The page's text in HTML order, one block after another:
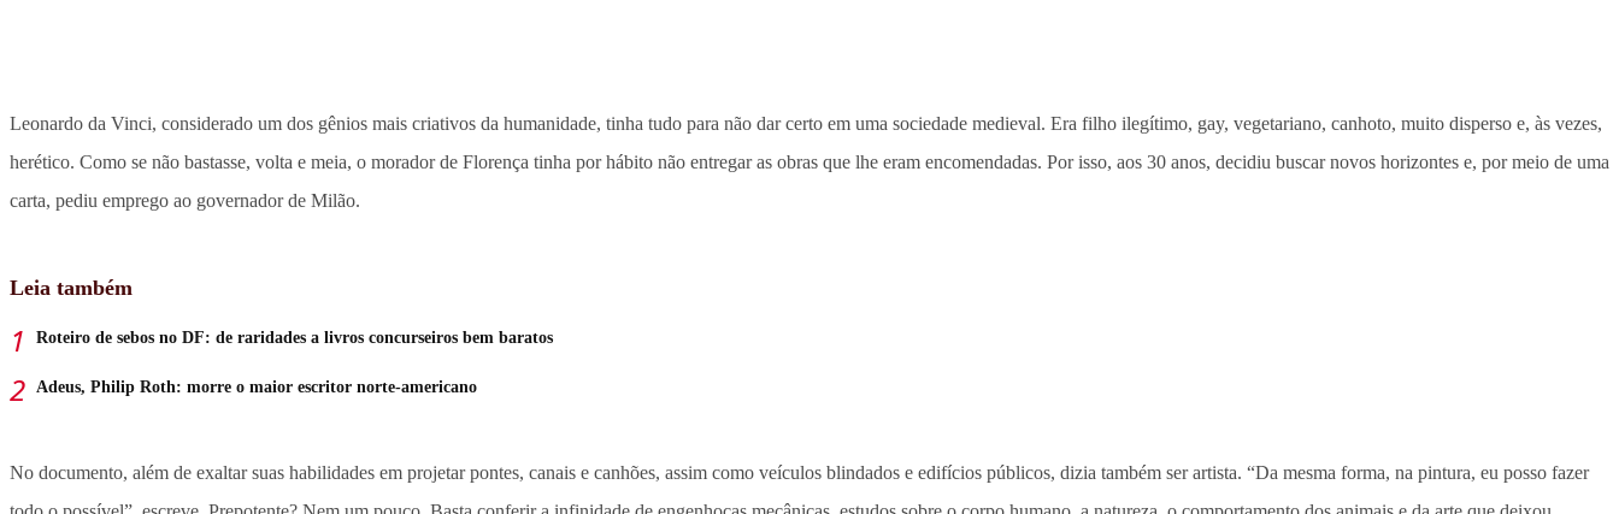
Leonardo da Vinci, considerado um dos gênios mais criativos da humanidade, tinha tudo para não dar certo em uma sociedade medieval. Era filho ilegítimo, gay, vegetariano, canhoto, muito disperso e, às vezes,
herético. Como se não bastasse, volta e meia, o morador de Florença tinha por hábito não entregar as obras que lhe eram encomendadas. Por isso, aos 30 anos, decidiu buscar novos horizontes e, por meio de uma
carta, pediu emprego ao governador de Milão.
Leia também
Roteiro de sebos no DF: de raridades a livros concurseiros bem baratos
Adeus, Philip Roth: morre o maior escritor norte-americano
No documento, além de exaltar suas habilidades em projetar pontes, canais e canhões, assim como veículos blindados e edifícios públicos, dizia também ser artista. “Da mesma forma, na pintura, eu posso fazer